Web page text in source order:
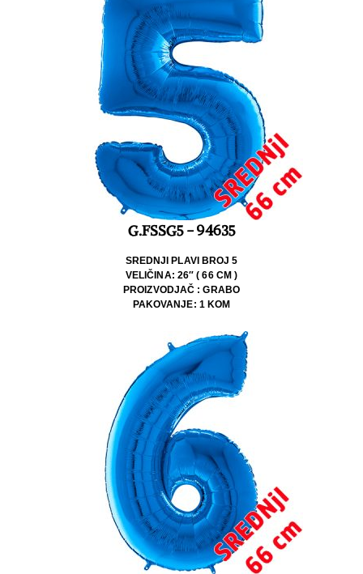
G.FSSG5 - 94635
SREDNJI PLAVI BROJ 5
VELIČINA: 26″ ( 66 CM )
PROIZVODJAČ : GRABO
PAKOVANJE: 1 KOM